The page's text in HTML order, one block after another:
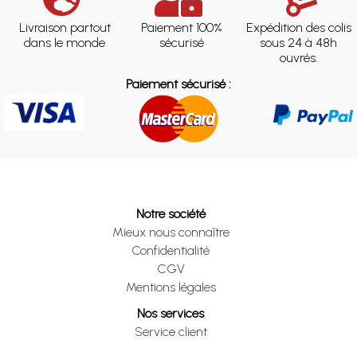
Livraison partout
dans le monde
Paiement 100%
sécurisé
Expédition des colis
sous 24 à 48h
ouvrés.
Paiement sécurisé :
Notre société
Mieux nous connaître
Confidentialité
CGV
Mentions légales
Nos services
Service client